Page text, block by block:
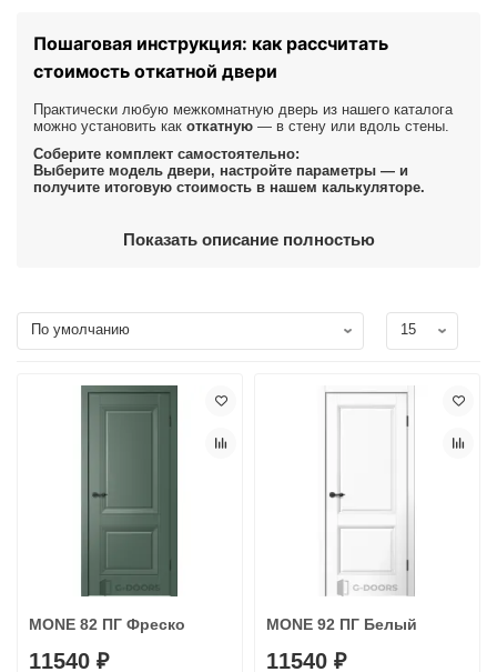
Пошаговая инструкция: как рассчитать
стоимость откатной двери
Практически любую межкомнатную дверь из нашего каталога
можно установить как откатную — в стену или вдоль стены.
Соберите комплект самостоятельно:
Выберите модель двери, настройте параметры — и
получите итоговую стоимость в нашем калькуляторе.
Показать описание полностью
MONE 82 ПГ Фреско
11540 ₽
MONE 92 ПГ Белый
11540 ₽